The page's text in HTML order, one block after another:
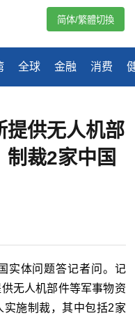
全球 金融 消费
简体/繁體切換
提供无人机部
制裁2家中国
实体问题答记者问。记
无人机部件等军事物资
施制裁，其中包括2家